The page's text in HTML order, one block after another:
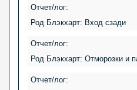
Отчет/лог:
Род Блэкхарт: Вход сзади
Отчет/лог:
Род Блэкхарт: Отморозки и
Отчет/лог: